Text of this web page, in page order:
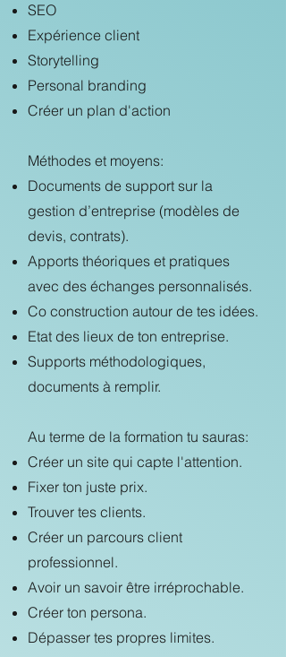
SEO
Expérience client
Storytelling
Personal branding
Créer un plan d'action
Méthodes et moyens:
Documents de support sur la
gestion d’entreprise (modèles de
devis, contrats).
Apports théoriques et pratiques
avec des échanges personnalisés.
Co construction autour de tes idées.
Etat des lieux de ton entreprise.
Supports méthodologiques,
documents à remplir.
Au terme de la formation tu sauras:
Créer un site qui capte l'attention.
Fixer ton juste prix.
Trouver tes clients.
Créer un parcours client
professionnel.
Avoir un savoir être irréprochable.
Créer ton persona.
Dépasser tes propres limites.